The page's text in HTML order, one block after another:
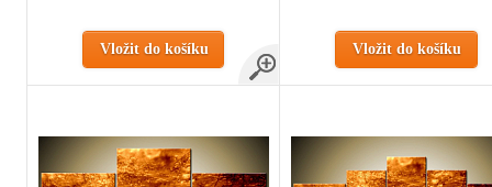
Vložit do košíku Vložit do košíku